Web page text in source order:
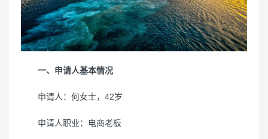
一、申请人基本情况
申请人：何女士，42岁
申请人职业：电商老板